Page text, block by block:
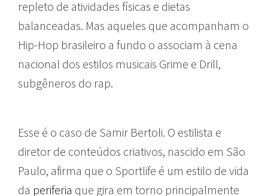
repleto de atividades físicas e dietas
balanceadas. Mas aqueles que acompanham o
Hip-Hop brasileiro a fundo o associam à cena
nacional dos estilos musicais Grime e Drill,
subgêneros do rap.
Esse é o caso de Samir Bertoli. O estilista e
diretor de conteúdos criativos, nascido em São
Paulo, afirma que o Sportlife é um estilo de vida
da periferia que gira em torno principalmente